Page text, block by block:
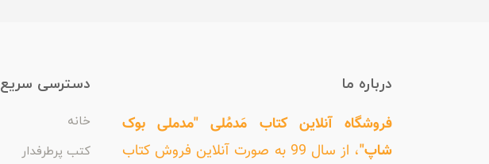
درباره ما
فروشگاه آنلاین کتاب مَدمُلی "مدملی بوک
شاپ"
، از سال 99 به صورت آنلاین فروش کتاب
دسترسی سریع
خانه
کتب پرطرفدار